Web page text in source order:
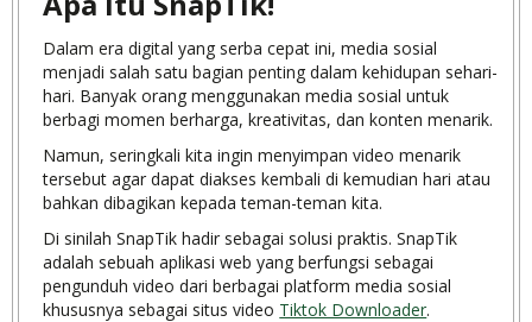
Dalam era digital yang serba cepat ini, media sosial
menjadi salah satu bagian penting dalam kehidupan sehari-
hari. Banyak orang menggunakan media sosial untuk
berbagi momen berharga, kreativitas, dan konten menarik.
Namun, seringkali kita ingin menyimpan video menarik
tersebut agar dapat diakses kembali di kemudian hari atau
bahkan dibagikan kepada teman-teman kita.
Di sinilah SnapTik hadir sebagai solusi praktis. SnapTik
adalah sebuah aplikasi web yang berfungsi sebagai
pengunduh video dari berbagai platform media sosial
khususnya sebagai situs video Tiktok Downloader.